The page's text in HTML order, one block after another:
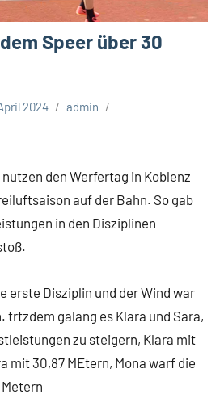
Speer über 30
2024
admin
den Werfertag in Koblenz
auf der Bahn. So gab
in den Disziplinen
erste Disziplin und der Wind war
trtzdem galang es Klara und Sara,
zu steigern, Klara mit
mit 30,87 MEtern, Mona warf die